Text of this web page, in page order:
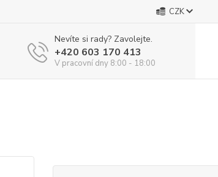
CZK
Nevíte si rady? Zavolejte.
+420 603 170 413
V pracovní dny 8:00 - 18:00